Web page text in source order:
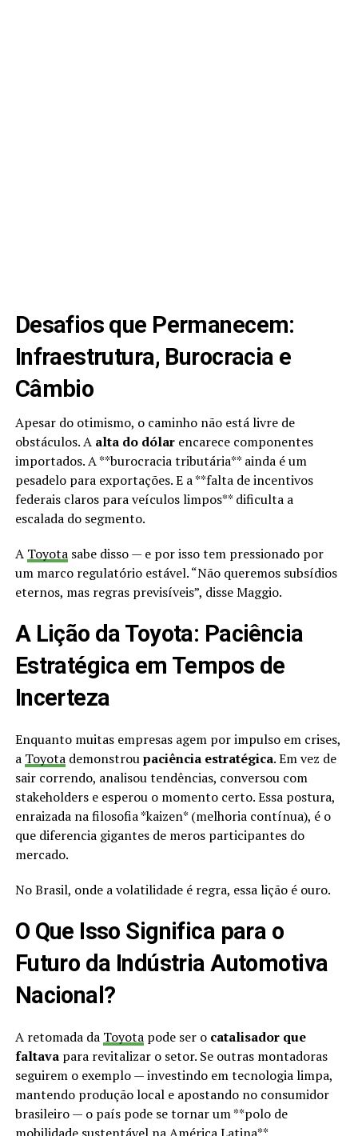
Desafios que Permanecem:
Infraestrutura, Burocracia e
Câmbio
Apesar do otimismo, o caminho não está livre de
obstáculos. A alta do dólarencarece componentes
importados. A **burocracia tributária** ainda é um
pesadelo para exportações. E a **falta de incentivos
federais claros para veículos limpos** dificulta a
escalada do segmento.
A Toyotasabe disso — e por isso tem pressionado por
um marco regulatório estável. “Não queremos subsídios
eternos, mas regras previsíveis”, disse Maggio.
A Lição da Toyota: Paciência
Estratégica em Tempos de
Incerteza
Enquanto muitas empresas agem por impulso em crises,
a Toyotademonstroupaciência estratégica. Em vez de
sair correndo, analisou tendências, conversou com
stakeholders e esperou o momento certo. Essa postura,
enraizada na filosofia *kaizen* (melhoria contínua), é o
que diferencia gigantes de meros participantes do
mercado.
No Brasil, onde a volatilidade é regra, essa lição é ouro.
O Que Isso Significa para o
Futuro da Indústria Automotiva
Nacional?
A retomada da Toyotapode ser o catalisador que
faltavapara revitalizar o setor. Se outras montadoras
seguirem o exemplo — investindo em tecnologia limpa,
mantendo produção local e apostando no consumidor
brasileiro — o país pode se tornar um **polo de